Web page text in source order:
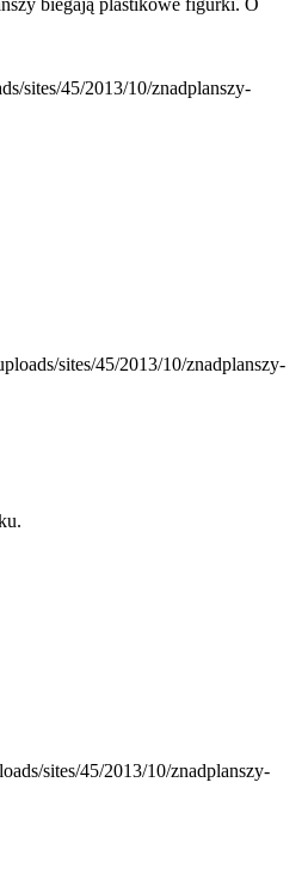
biegają plastikowe figurki. O
sites/45/2013/10/znadplanszy-
sites/45/2013/10/znadplanszy-
sites/45/2013/10/znadplanszy-